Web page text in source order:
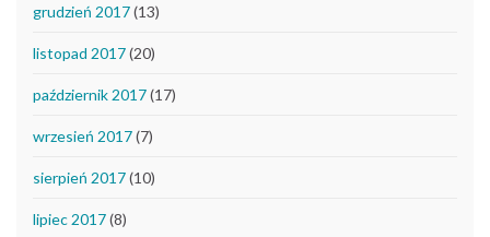
grudzień 2017(13)
listopad 2017(20)
październik 2017(17)
wrzesień 2017(7)
sierpień 2017(10)
lipiec 2017(8)